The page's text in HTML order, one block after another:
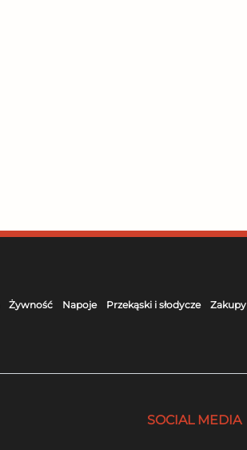
Żywność Napoje Przekąski i słodycze Zakupy
SOCIAL MEDIA